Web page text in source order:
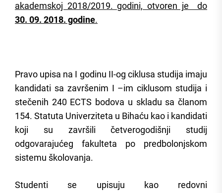
akademskoj 2018/2019. godini, otvoren je do
30. 09. 2018. godine.
Pravo upisa na I godinu II-og ciklusa studija imaju
kandidati sa završenim I –im ciklusom studija i
stečenih 240 ECTS bodova u skladu sa članom
154. Statuta Univerziteta u Bihaću kao i kandidati
koji su završili četverogodišnji studij
odgovarajućeg fakulteta po predbolonjskom
sistemu školovanja.
Studenti se upisuju kao redovni